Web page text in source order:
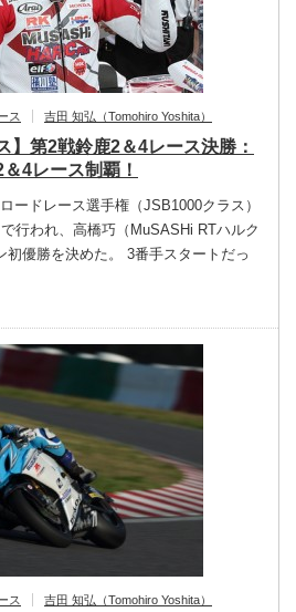
ス 吉田 知弘（Tomohiro Yoshita）
】第2戦鈴鹿2＆4レース決勝：
4レース制覇！
ードレース選手権（JSB1000クラス）
行われ、高橋巧（MuSASHi RTハルク
初優勝を決めた。 3番手スタートだっ
ス 吉田 知弘（Tomohiro Yoshita）